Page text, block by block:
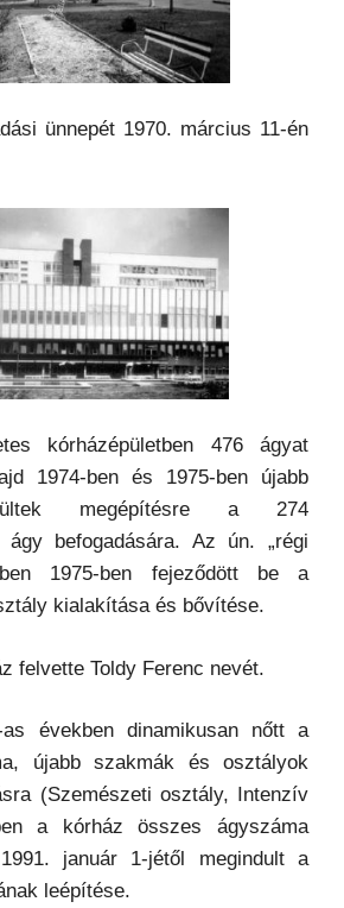
ünnepét 1970. március 11-én
kórházépületben 476 ágyat
1974-ben és 1975-ben újabb
megépítésre a 274
ágy befogadására. Az ún. „régi
1975-ben fejeződött be a
kialakítása és bővítése.
felvette Toldy Ferenc nevét.
években dinamikusan nőtt a
újabb szakmák és osztályok
(Szemészeti osztály, Intenzív
a kórház összes ágyszáma
január 1-jétől megindult a
leépítése.